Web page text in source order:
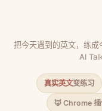
把今天遇到的英文，练
AI
真实英文变练习
🦊 Chrome 插